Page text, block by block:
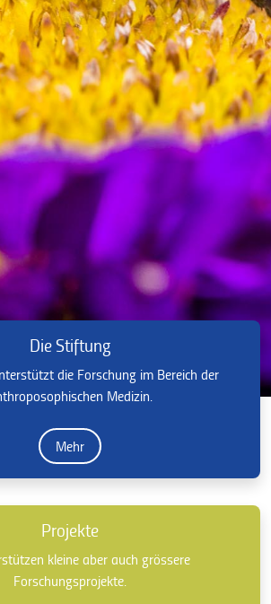
Die Stiftung
die Forschung im Bereich der
Medizin.
Mehr
Projekte
kleine aber auch grössere
Forschungsprojekte.